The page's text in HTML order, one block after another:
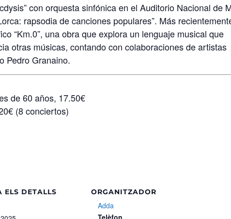
con orquesta sinfónica en el Auditorio Nacional de
rapsodia de canciones populares”. Más
“Km.0”, una obra que explora un lenguaje musical que
otras músicas, contando con colaboraciones de artistas
Pedro Granaino.
de 60 años, 17.50€
(8 conciertos)
ELS DETALLS ORGANITZADOR
Adda
Telèfon